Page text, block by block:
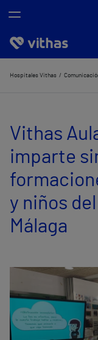
Nosotros
Servicios de salud
Equipo médico y
Comunicación
Hospitales Vithas
Vithas
imparte
y niños
Málaga